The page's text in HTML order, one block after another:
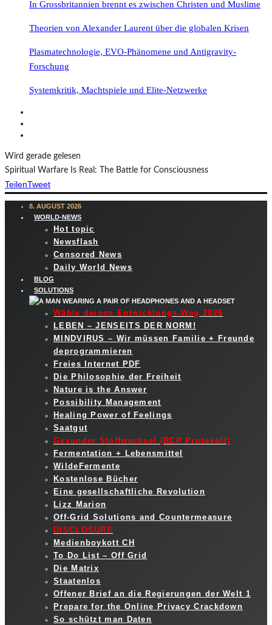
In Grossbritannien brennt es zwischen Christen und Muslime
Theorien von Alexander Laurent über die globalen Krisen
Plasmatechnologie, EVO-Phänomene und Antigravity-
Forschung
Systemkritik, Machtspiele und Elite-Netzwerke
Wird gerade gelesen
Spiritual Warfare Is Real: The Battle for Consciousness
TeilenTweet
8. AUGUST 2026
WORLD-NEWS
Hot topic
Newsflash
Censored News
Daily World News
BLOG
SOLUTIONS
Wähle deinen Entwicklungs-Weg 2026
LEBEN – JENSEITS DER NORM!
MINDVIRUS – Wir müssen Familie + Freunde
deprogrammieren
Freies Internet PDF
Die Philosophie der Freiheit
Nature is the Answer
Possibility Management
Healing Power of Feelings
Saatgut
Gesunder Stoffwechsel (RCP Protokoll)
Fermentation + Lebensmittel
WildeFermente
Kostenlose Bücher
Eine gesellschaftliche Revolution
Lizz Marion
Off-Grid Solutions and Countermeasure
DISCLOSURE
Medienboykott CH
To Do List – Off Grid
Die Matrix
Staatenlos
Offener Brief an die Regierungen der Welt 1
Prepare for the Online Privacy Crackdown
So schützt man Daten